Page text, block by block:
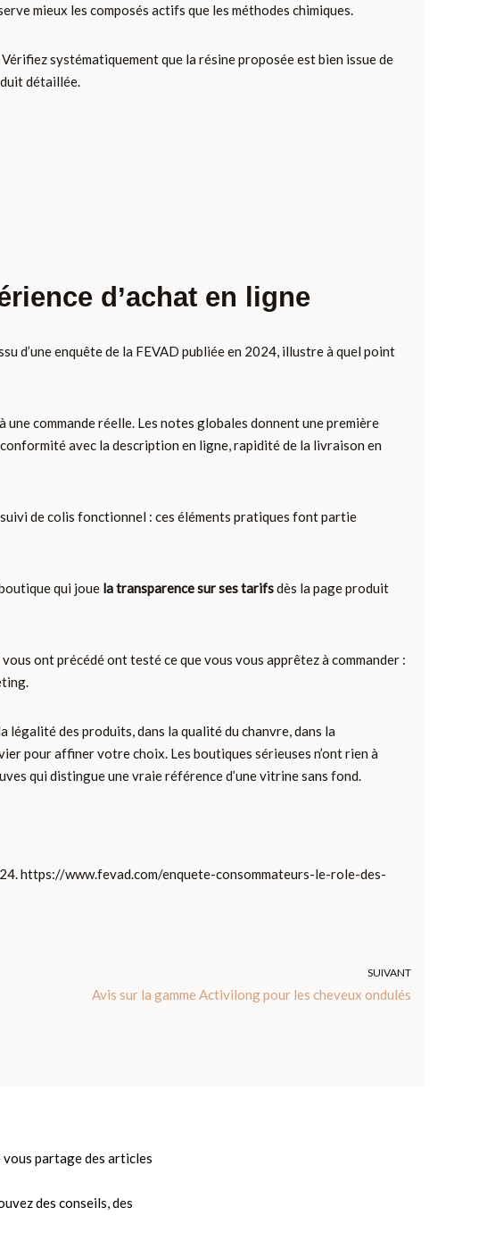
mieux les composés actifs que les méthodes chimiques.
systématiquement que la résine proposée est bien issue de
détaillée.
d’achat en ligne
d’une enquête de la FEVAD publiée en 2024, illustre à quel point
commande réelle. Les notes globales donnent une première
avec la description en ligne, rapidité de la livraison en
de colis fonctionnel : ces éléments pratiques font partie
qui joue la transparence sur ses tarifsdès la page produit
ont précédé ont testé ce que vous vous apprêtez à commander :
légalité des produits, dans la qualité du chanvre, dans la
pour affiner votre choix. Les boutiques sérieuses n’ont rien à
qui distingue une vraie référence d’une vitrine sans fond.
https://www.fevad.com/enquete-consommateurs-le-role-des-
SUIVANT
Avis sur la gamme Activilong pour les cheveux ondulés
partage des articles
des conseils, des